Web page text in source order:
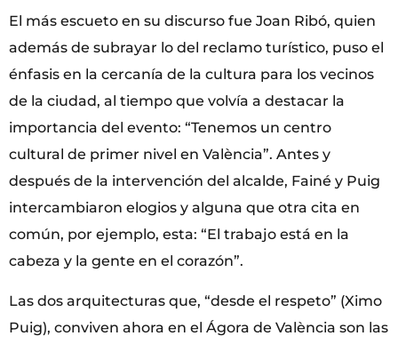
El más escueto en su discurso fue Joan Ribó, quien
además de subrayar lo del reclamo turístico, puso el
énfasis en la cercanía de la cultura para los vecinos
de la ciudad, al tiempo que volvía a destacar la
importancia del evento: “Tenemos un centro
cultural de primer nivel en València”. Antes y
después de la intervención del alcalde, Fainé y Puig
intercambiaron elogios y alguna que otra cita en
común, por ejemplo, esta: “El trabajo está en la
cabeza y la gente en el corazón”.
Las dos arquitecturas que, “desde el respeto” (Ximo
Puig), conviven ahora en el Ágora de València son las